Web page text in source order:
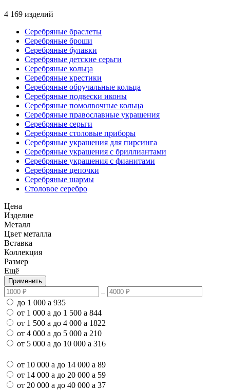
4 169 изделий
Серебряные браслеты
Серебряные броши
Серебряные булавки
Серебряные детские серьги
Серебряные кольца
Серебряные крестики
Серебряные обручальные кольца
Серебряные подвески иконы
Серебряные помолвочные кольца
Серебряные православные украшения
Серебряные серьги
Серебряные столовые приборы
Серебряные украшения для пирсинга
Серебряные украшения с бриллиантами
Серебряные украшения с фианитами
Серебряные цепочки
Серебряные шармы
Столовое серебро
Цена
Изделие
Металл
Цвет металла
Вставка
Коллекция
Размер
Ещё
Применить
до 1 000 a 935
от 1 000 a до 1 500 a 844
от 1 500 a до 4 000 a 1822
от 4 000 a до 5 000 a 210
от 5 000 a до 10 000 a 316
от 10 000 a до 14 000 a 89
от 14 000 a до 20 000 a 59
от 20 000 a до 40 000 a 37